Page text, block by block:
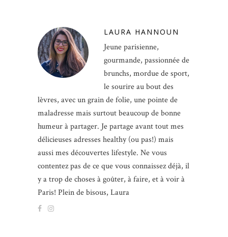
LAURA HANNOUN
Jeune parisienne,
gourmande, passionnée de
brunchs, mordue de sport,
le sourire au bout des
lèvres, avec un grain de folie, une pointe de
maladresse mais surtout beaucoup de bonne
humeur à partager. Je partage avant tout mes
délicieuses adresses healthy (ou pas!) mais
aussi mes découvertes lifestyle. Ne vous
contentez pas de ce que vous connaissez déjà, il
y a trop de choses à goûter, à faire, et à voir à
Paris! Plein de bisous, Laura